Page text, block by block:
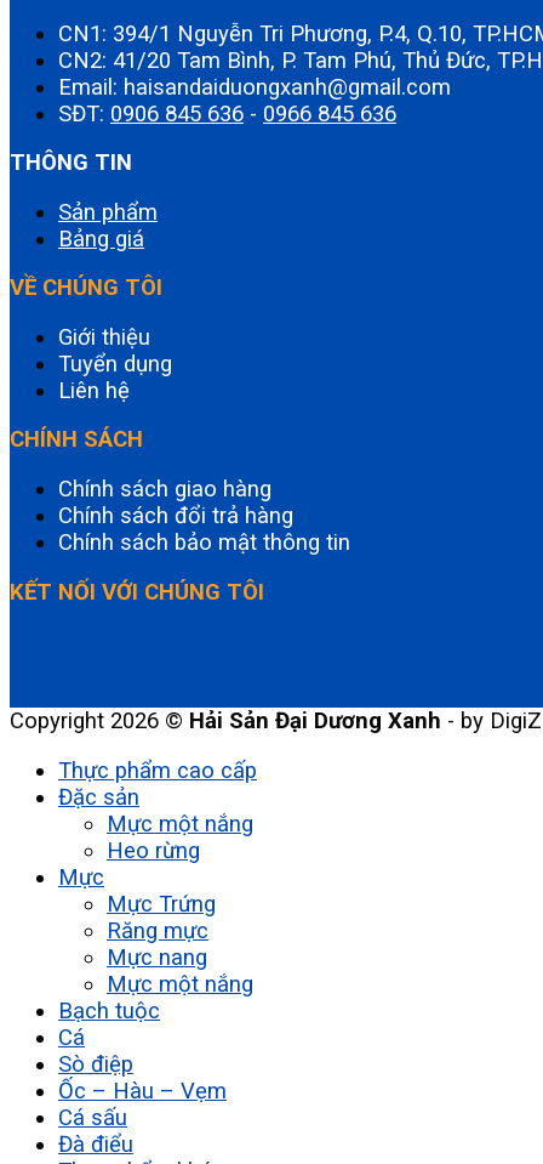
CN1: 394/1 Nguyễn Tri Phương, P.4, Q.10,
CN2: 41/20 Tam Bình, P. Tam Phú, Thủ Đức,
Email: haisandaiduongxanh@gmail.com
SĐT: 0906 845 636 - 0966 845 636
THÔNG TIN
Sản phẩm
Bảng giá
VỀ CHÚNG TÔI
Giới thiệu
Tuyển dụng
Liên hệ
CHÍNH SÁCH
Chính sách giao hàng
Chính sách đổi trả hàng
Chính sách bảo mật thông tin
KẾT NỐI VỚI CHÚNG TÔI
Copyright 2026 © Hải Sản Đại Dương Xanh - by DigiZ
Thực phẩm cao cấp
Đặc sản
Mực một nắng
Heo rừng
Mực
Mực Trứng
Răng mực
Mực nang
Mực một nắng
Bạch tuộc
Cá
Sò điệp
Ốc – Hàu – Vẹm
Cá sấu
Đà điểu